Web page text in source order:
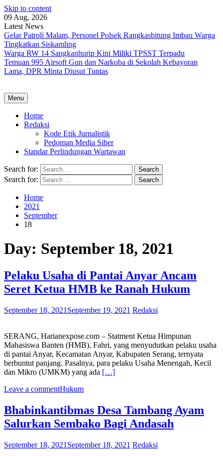
Skip to content
09 Aug, 2026
Latest News
Gelar Patroli Malam, Personel Polsek Rangkasbitung Imbau Warga
Tingkatkan Siskamling
Warga RW 14 Sangkanhurip Kini Miliki TPSST Terpadu
Temuan 995 Airsoft Gun dan Narkoba di Sekolah Kebayoran
Lama, DPR Minta Diusut Tuntas
Menu
Home
Redaksi
Kode Etik Jurnalistik
Pedoman Media Siber
Standar Perlindungan Wartawan
Search for:
Search for:
Home
2021
September
18
Day: September 18, 2021
Pelaku Usaha di Pantai Anyar Ancam
Seret Ketua HMB ke Ranah Hukum
September 18, 2021 September 19, 2021 Redaksi
SERANG, Harianexpose.com – Statment Ketua Himpunan
Mahasiswa Banten (HMB), Fahri, yang menyudutkan pelaku usaha
di pantai Anyar, Kecamatan Anyar, Kabupaten Serang, ternyata
berbuntut panjang. Pasalnya, para pelaku Usaha Menengah, Kecil
dan Mikro (UMKM) yang ada […]
Leave a commentHukum
Bhabinkantibmas Desa Tambang Ayam
Salurkan Sembako Bagi Andasah
September 18, 2021 September 18, 2021 Redaksi